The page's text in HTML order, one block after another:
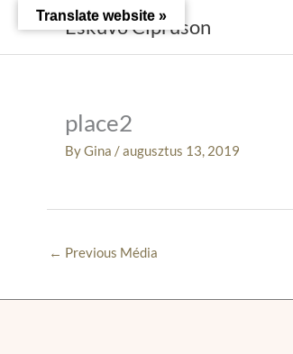
content
Esküvő Cipruson
place2
ByGina /augusztus 13, 2019
← Previous Média
Translate website »